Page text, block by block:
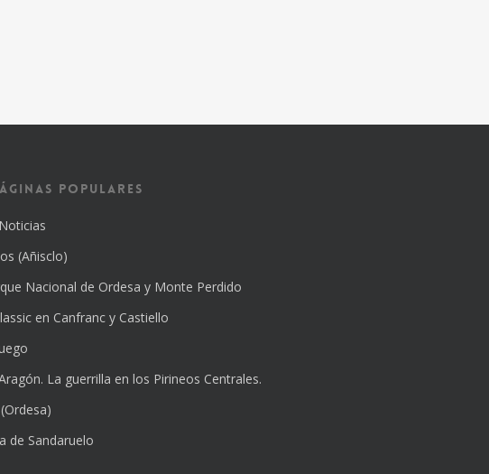
Populares
(Añisclo)
Nacional de Ordesa y Monte Perdido
en Canfranc y Castiello
La guerrilla en los Pirineos Centrales.
de Sandaruelo